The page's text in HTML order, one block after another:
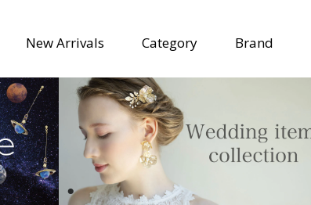
New Arrivals Category Brand